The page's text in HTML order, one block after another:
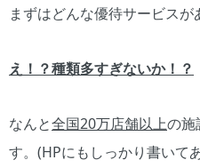
まずはどんな優待サービスが
え！？種類多すぎないか！？
なんと全国20万店舗以上の施
す。(HPにもしっかり書いて